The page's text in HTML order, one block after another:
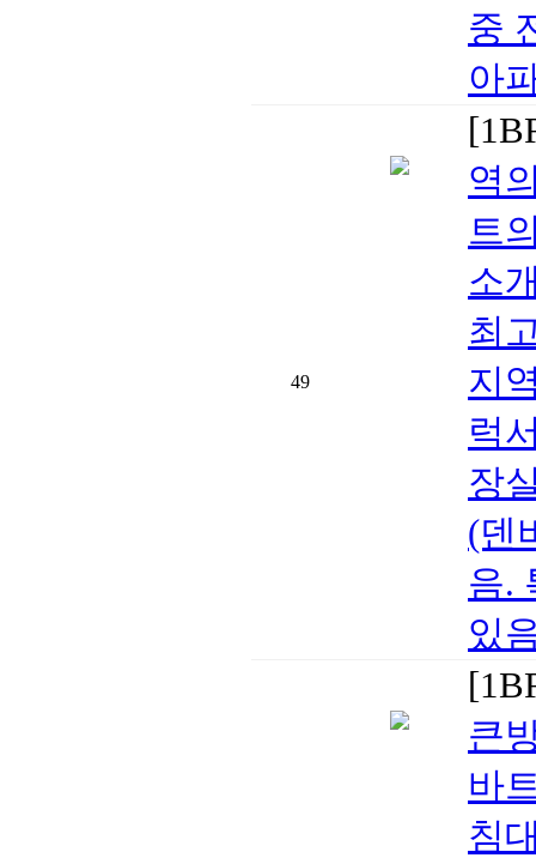
중
아
49
역
트
소
최
지
럭
장
(덴
음.
있
큰
바
침